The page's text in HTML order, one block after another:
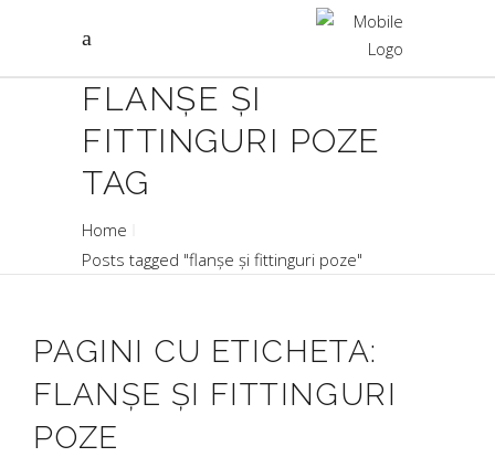
FLANȘE ȘI
FITTINGURI POZE
TAG
Home
Posts tagged "flanșe și fittinguri poze"
PAGINI CU ETICHETA:
FLANȘE ȘI FITTINGURI
POZE